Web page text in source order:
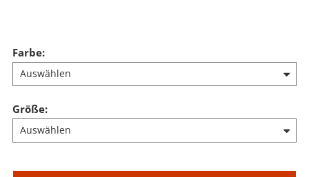
Farbe:
Größe: